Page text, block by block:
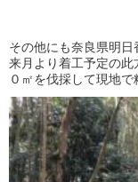
その他にも奈良県明日
来月より着工予定の此
０㎡を伐採して現地で